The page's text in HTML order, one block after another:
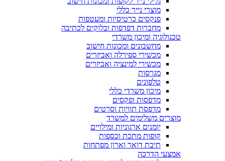
מוצרי נייר כללי
פנקסים כרטיסיות ומעטפות
מחברות דפדפות ובלוקים לכתיבה
טכנולוגיה ומיכון משרדי
מחשבונים ומכונות חישוב
מכשירי ספירלה ואביזרים
מכשירי למינציה ואביזרים
מגרסות
טלפונים
מיכון משרדי כללי
מדפסות ופקסים
מדפסת תוויות וסרטים
מוצרים משלימים למשרד
יומנים ארגוניות ומילויים
קופות מתכת וכספות
תיבת דואר וארון מפתחות
אמצעי הדרכה